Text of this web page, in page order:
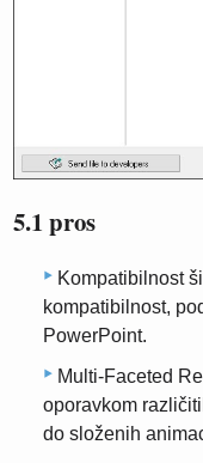
5.1 pros
Kompatibilnost
kompatibilnost,
PowerPoint.
Multi-Faceted
oporavkom
do složenih